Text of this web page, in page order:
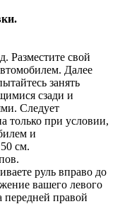
Разместите свой
Далее
занять
сзади и
Следует
только при условии,
и
см.
руль вправо до
вашего левого
передней правой